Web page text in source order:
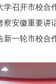
召开市校合
安徽重要
一轮市校